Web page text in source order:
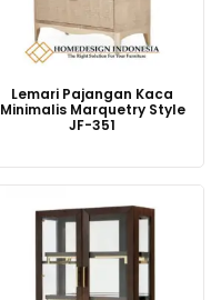
Lemari Pajangan Kaca
Minimalis Marquetry Style
JF-351